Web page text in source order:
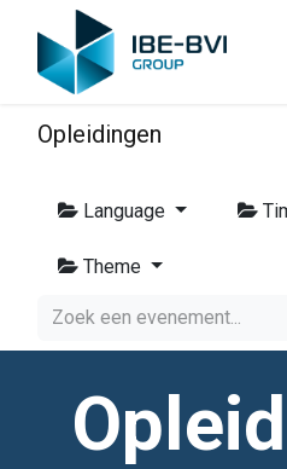
Opleidingen
Language
Theme